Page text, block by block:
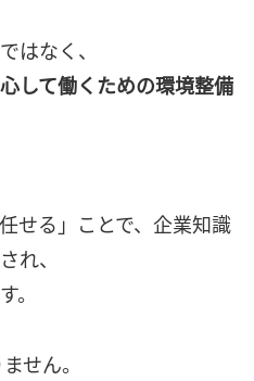
はなく、
して働くための環境整備
せる」ことで、企業知識
れ、
。
せん。